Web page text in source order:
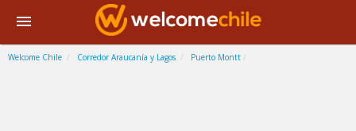
Welcome Chile Corredor Araucanía y Lagos Puerto Montt